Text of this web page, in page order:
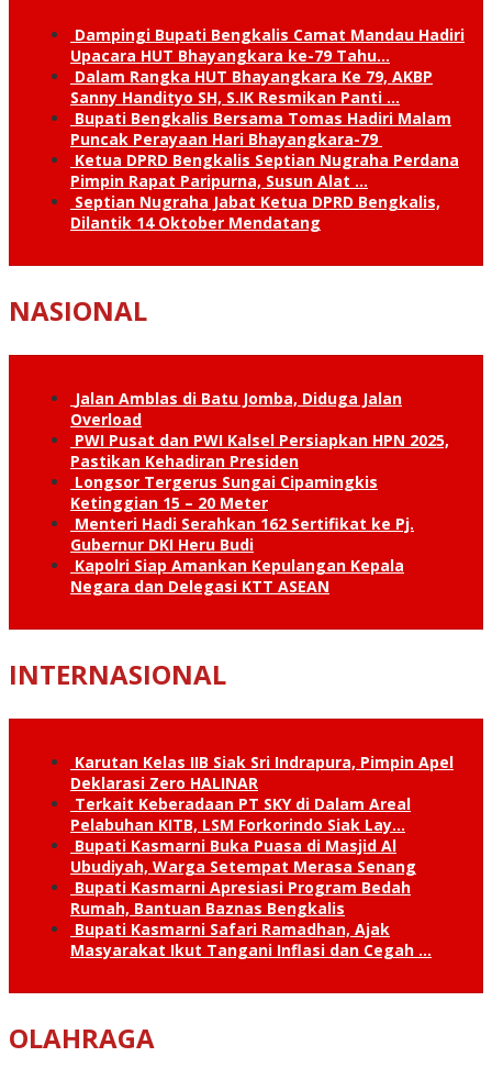
Dampingi Bupati Bengkalis Camat Mandau Hadiri
Upacara HUT Bhayangkara ke-79 Tahu…
Dalam Rangka HUT Bhayangkara Ke 79, AKBP
Sanny Handityo SH, S.IK Resmikan Panti …
Bupati Bengkalis Bersama Tomas Hadiri Malam
Puncak Perayaan Hari Bhayangkara-79
Ketua DPRD Bengkalis Septian Nugraha Perdana
Pimpin Rapat Paripurna, Susun Alat …
Septian Nugraha Jabat Ketua DPRD Bengkalis,
Dilantik 14 Oktober Mendatang
NASIONAL
Jalan Amblas di Batu Jomba, Diduga Jalan
Overload
PWI Pusat dan PWI Kalsel Persiapkan HPN 2025,
Pastikan Kehadiran Presiden
Longsor Tergerus Sungai Cipamingkis
Ketinggian 15 – 20 Meter
Menteri Hadi Serahkan 162 Sertifikat ke Pj.
Gubernur DKI Heru Budi
Kapolri Siap Amankan Kepulangan Kepala
Negara dan Delegasi KTT ASEAN
INTERNASIONAL
Karutan Kelas IIB Siak Sri Indrapura, Pimpin Apel
Deklarasi Zero HALINAR
Terkait Keberadaan PT SKY di Dalam Areal
Pelabuhan KITB, LSM Forkorindo Siak Lay…
Bupati Kasmarni Buka Puasa di Masjid Al
Ubudiyah, Warga Setempat Merasa Senang
Bupati Kasmarni Apresiasi Program Bedah
Rumah, Bantuan Baznas Bengkalis
Bupati Kasmarni Safari Ramadhan, Ajak
Masyarakat Ikut Tangani Inflasi dan Cegah …
OLAHRAGA